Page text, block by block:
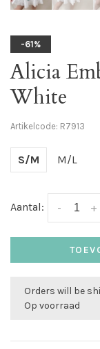
-61%
Alicia
White
Artikelcode: R7913
S/M M/L
Aantal: +
-
Orders will be
Op voorraad